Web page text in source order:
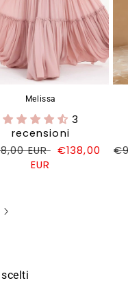
Melissa
3
recensioni
EUR
Prezzo
€138,00
EUR